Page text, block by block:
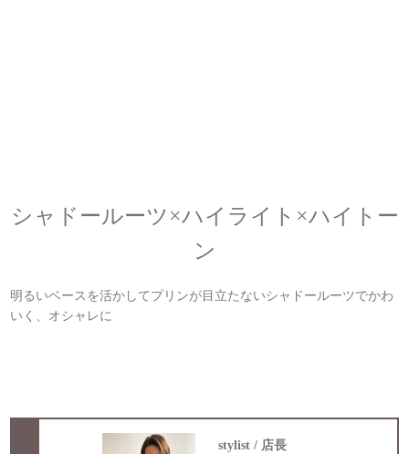
シャドールーツ×ハイライト×ハイトー
ン
明るいベースを活かしてプリンが目立たないシャドールーツでかわ
いく、オシャレに
stylist 店長